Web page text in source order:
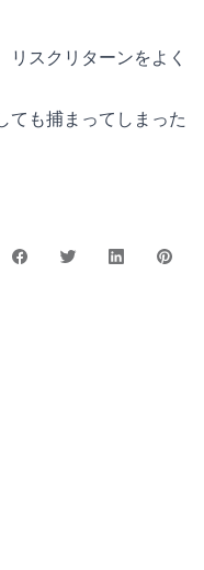
リスクリターンをよく
ても捕まってしまった